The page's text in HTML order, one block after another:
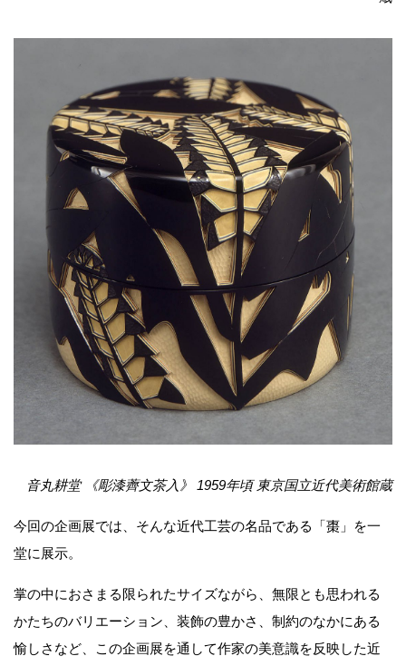
音丸耕堂 《彫漆薺文茶入》 1959年頃 東京国立近代美術館蔵
今回の企画展では、そんな近代工芸の名品である「棗」を一
堂に展示。
掌の中におさまる限られたサイズながら、無限とも思われる
かたちのバリエーション、装飾の豊かさ、制約のなかにある
愉しさなど、この企画展を通して作家の美意識を反映した近